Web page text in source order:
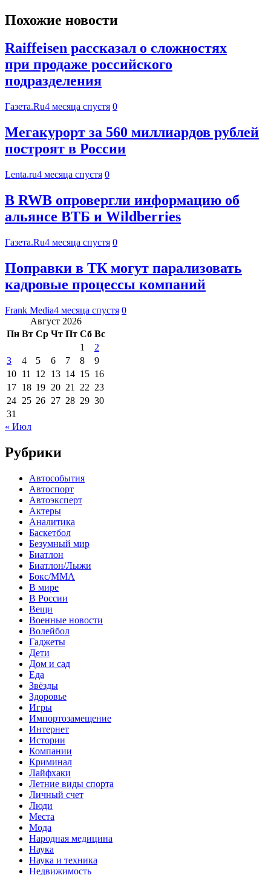
Похожие новости
Raiffeisen рассказал о сложностях
при продаже российского
подразделения
Газета.Ru4 месяца спустя 0
Мегакурорт за 560 миллиардов рублей
построят в России
Lenta.ru4 месяца спустя 0
В RWB опровергли информацию об
альянсе ВТБ и Wildberries
Газета.Ru4 месяца спустя 0
Поправки в ТК могут парализовать
кадровые процессы компаний
Frank Media4 месяца спустя 0
Август 2026
Пн Вт Ср Чт Пт Сб Вс
1
2
3
4 5 6 7 8
9
10 11 12 13 14 15 16
17 18 19 20 21 22 23
24 25 26 27 28 29 30
31
« Июл
Рубрики
Автособытия
Автоспорт
Автоэксперт
Актеры
Аналитика
Баскетбол
Безумный мир
Биатлон
Биатлон/Лыжи
Бокс/MMA
В мире
В России
Вещи
Военные новости
Волейбол
Гаджеты
Дети
Дом и сад
Еда
Звёзды
Здоровье
Игры
Импортозамещение
Интернет
Истории
Компании
Криминал
Лайфхаки
Летние виды спорта
Личный счет
Люди
Места
Мода
Народная медицина
Наука
Наука и техника
Недвижимость